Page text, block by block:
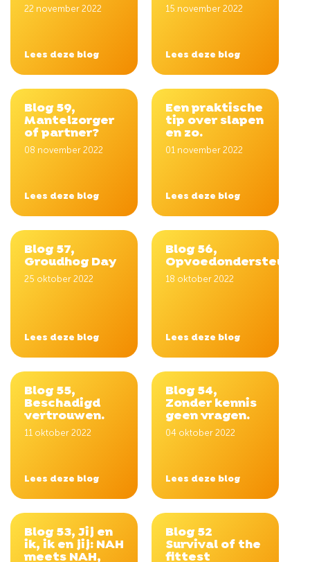
22 november 2022
Lees deze blog
15 november 2022
Lees deze blog
Blog 59,
Mantelzorger
of partner?
08 november 2022
Lees deze blog
Een praktische
tip over slapen
en zo.
01 november 2022
Lees deze blog
Blog 57,
Groudhog Day
25 oktober 2022
Lees deze blog
Blog 56,
18 oktober 2022
Lees deze blog
Blog 55,
Beschadigd
vertrouwen.
11 oktober 2022
Lees deze blog
Blog 54,
Zonder kennis
geen vragen.
04 oktober 2022
Lees deze blog
Blog 53, Jij en
ik, ik en jij: NAH
meets NAH,
Blog 52
Survival of the
fittest